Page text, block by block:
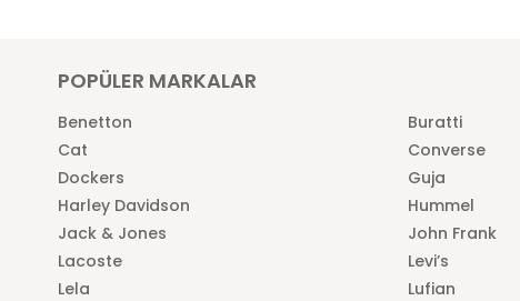
POPÜLER MARKALAR
Benetton
Buratti
Cat
Converse
Dockers
Guja
Harley Davidson
Hummel
Jack & Jones
John Frank
Lacoste
Levi’s
Lela
Lufian